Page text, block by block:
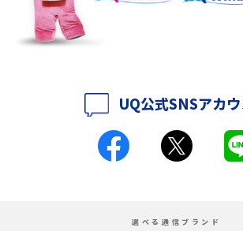
iPhone 16eとiPhone 14を徹底比較！スペック・機能
紹介
iPhone 16とiPhone 15の違いは？カメラ・スペック・
iPhoneの機種変更のやり方は？事前準備・手順やデ
UQ公式SNSアカ
選べる通信ブランド